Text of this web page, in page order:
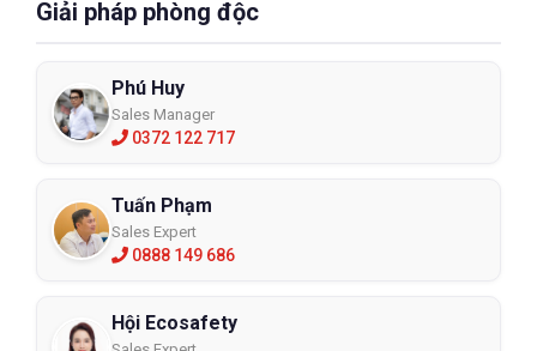
Giải pháp phòng độc
Phú Huy
Sales Manager
0372 122 717
Tuấn Phạm
Sales Expert
0888 149 686
Hội Ecosafety